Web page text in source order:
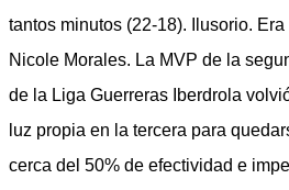
tantos minutos (22-18). Ilusorio.
Nicole Morales. La MVP de la
de la Liga Guerreras Iberdrola
luz propia en la tercera para
cerca del 50% de efectividad e